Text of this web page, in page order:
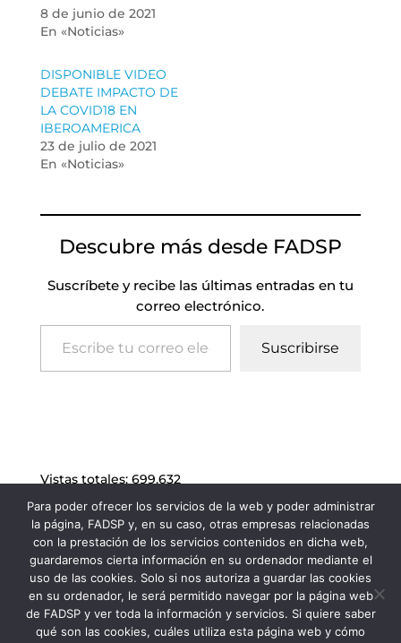
8 de junio de 2021
En «Noticias»
DISPONIBLE VIDEO
DEBATE IMPACTO DE
LA COVID18 EN
IBEROAMERICA
23 de julio de 2021
En «Noticias»
Descubre más desde FADSP
Suscríbete y recibe las últimas entradas en tu
correo electrónico.
Escribe tu correo electrónico…
Suscribirse
Vistas totales: 699.632
Para poder ofrecer los servicios de la web y poder administrar
la página, FADSP y, en su caso, otras empresas relacionadas
con la prestación de los servicios contenidos en dicha web,
guardaremos cierta información en su ordenador mediante el
uso de las cookies. Solo si nos autoriza a guardar las cookies
en su ordenador, le será permitido navegar por la página web
de FADSP y ver toda la información y servicios. Si quiere saber
qué son las cookies, cuáles utiliza esta página web y cómo